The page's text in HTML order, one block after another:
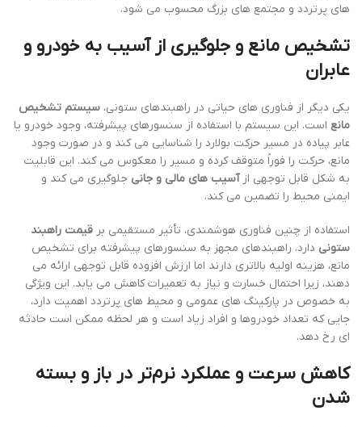
های پرتردد و مجتمع های بزرگ محسوب می شود.
تشخیص مانع و جلوگیری از آسیب به خودرو و
عابران
یکی دیگر از فناوری های حیاتی در راهبندهای ستونی، سیستم تشخیص
مانع است. این سیستم با استفاده از سنسورهای پیشرفته، وجود خودرو یا
عابر پیاده در مسیر حرکت بولارد را شناسایی می کند و در صورت وجود
مانع، حرکت را فوراً متوقف کرده و مسیر را معکوس می کند. این قابلیت
به شکل قابل توجهی ازآسیب های مالی و جانی جلوگیری می کند و
ایمنی محیط را تضمین می کند.
استفاده از چنین فناوری هوشمندی، تأثیر مستقیمی بر قیمت راهبند
ستونی دارد. راهبندهای مجهز به سنسورهای پیشرفته برای تشخیص
مانع، هزینه اولیه بالاتری دارند اما ارزش افزوده قابل توجهی ارائه می
دهند، زیرا احتمال خسارت و نیاز به تعمیرات کاهش می یابد. این ویژگی
به خصوص در پارکینگ های عمومی و محیط های پرتردد اهمیت دارد،
جایی که تعداد خودروها و افراد زیاد است و هر لحظه ممکن است حادثه
ای رخ دهد.
کاهش سرعت و عملکرد نرم‌تر در باز و بسته
شدن